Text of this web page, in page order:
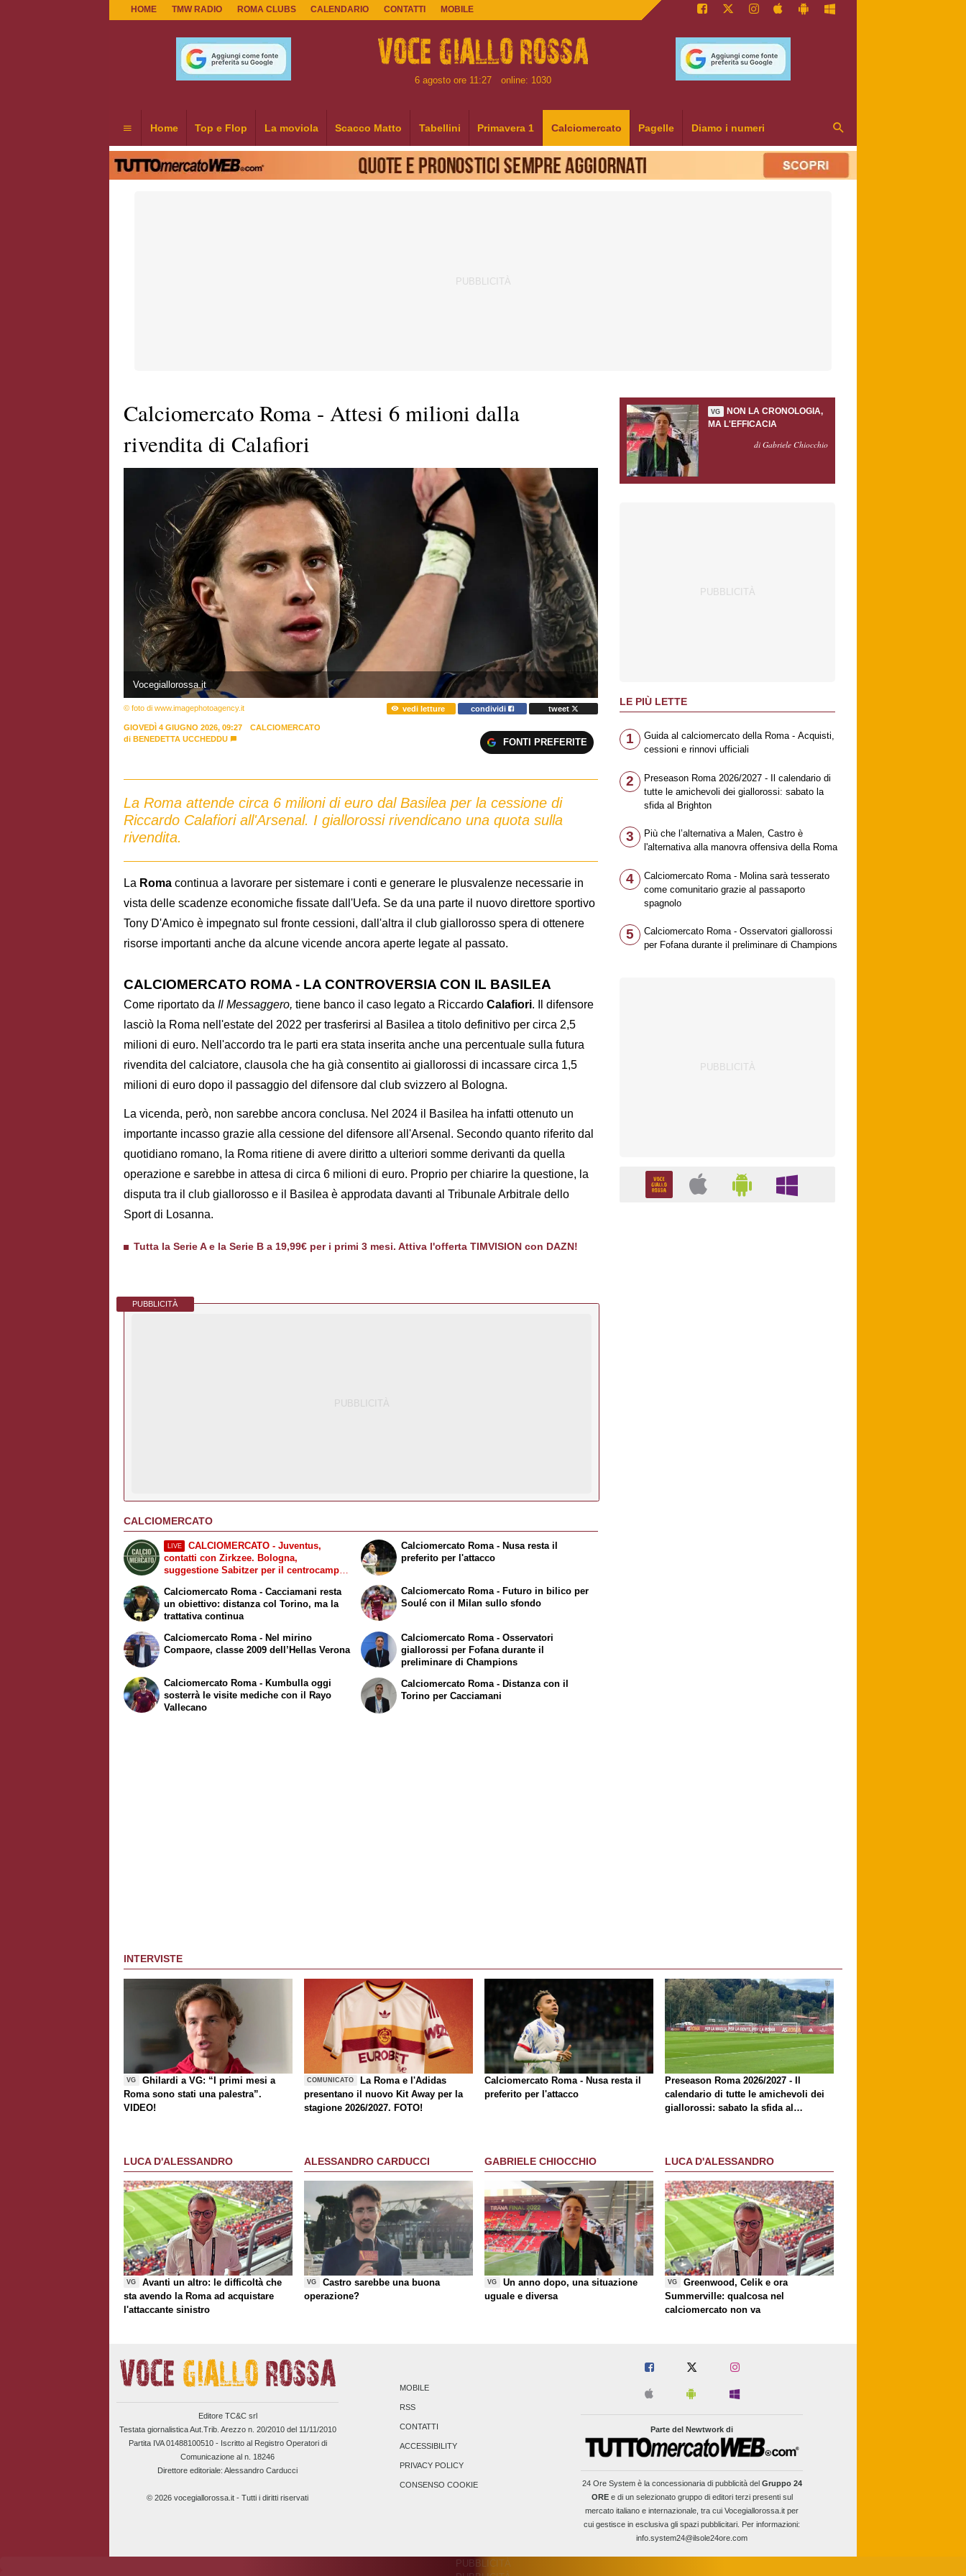
HOME TMW RADIO ROMA CLUBS CALENDARIO CONTATTI MOBILE
6 agosto ore 11:27 online: 1030
Home Top e Flop La moviola Scacco Matto Tabellini Primavera 1 Calciomercato Pagelle Diamo i numeri
Calciomercato Roma - Attesi 6 milioni dalla
rivendita di Calafiori
Vocegiallorossa.it
© foto di www.imagephotoagency.it vedi letture condividi tweet
GIOVEDÌ 4 GIUGNO 2026, 09:27
CALCIOMERCATO
di BENEDETTA UCCHEDDU FONTI PREFERITE
La Roma attende circa 6 milioni di euro dal Basilea per la cessione di
Riccardo Calafiori all'Arsenal. I giallorossi rivendicano una quota sulla
rivendita.
La Roma continua a lavorare per sistemare i conti e generare le plusvalenze necessarie in
vista delle scadenze economiche fissate dall'Uefa. Se da una parte il nuovo direttore sportivo
Tony D'Amico è impegnato sul fronte cessioni, dall'altra il club giallorosso spera di ottenere
risorse importanti anche da alcune vicende ancora aperte legate al passato.
CALCIOMERCATO ROMA - LA CONTROVERSIA CON IL BASILEA
Come riportato da Il Messaggero, tiene banco il caso legato a Riccardo Calafiori. Il difensore
lasciò la Roma nell'estate del 2022 per trasferirsi al Basilea a titolo definitivo per circa 2,5
milioni di euro. Nell'accordo tra le parti era stata inserita anche una percentuale sulla futura
rivendita del calciatore, clausola che ha già consentito ai giallorossi di incassare circa 1,5
milioni di euro dopo il passaggio del difensore dal club svizzero al Bologna.
La vicenda, però, non sarebbe ancora conclusa. Nel 2024 il Basilea ha infatti ottenuto un
importante incasso grazie alla cessione del difensore all'Arsenal. Secondo quanto riferito dal
quotidiano romano, la Roma ritiene di avere diritto a ulteriori somme derivanti da quella
operazione e sarebbe in attesa di circa 6 milioni di euro. Proprio per chiarire la questione, la
disputa tra il club giallorosso e il Basilea è approdata davanti al Tribunale Arbitrale dello
Sport di Losanna.
Tutta la Serie A e la Serie B a 19,99€ per i primi 3 mesi. Attiva l'offerta TIMVISION con DAZN!
PUBBLICITÀ
CALCIOMERCATO
LIVE
CALCIOMERCATO - Juventus,
contatti con Zirkzee. Bologna,
suggestione Sabitzer per il centrocampo.
compreso il Leeds
Calciomercato Roma - Cacciamani resta
un obiettivo: distanza col Torino, ma la
trattativa continua
Calciomercato Roma - Nusa resta il
preferito per l'attacco
Calciomercato Roma - Futuro in bilico per
Soulé con il Milan sullo sfondo
Calciomercato Roma - Nel mirino
Compaore, classe 2009 dell’Hellas Verona
Calciomercato Roma - Kumbulla oggi
sosterrà le visite mediche con il Rayo
Vallecano
Calciomercato Roma - Osservatori
giallorossi per Fofana durante il
preliminare di Champions
Calciomercato Roma - Distanza con il
Torino per Cacciamani
VG
NON LA CRONOLOGIA,
MA L'EFFICACIA
di Gabriele Chiocchio
LE PIÙ LETTE
1
Guida al calciomercato della Roma - Acquisti,
cessioni e rinnovi ufficiali
2
Preseason Roma 2026/2027 - Il calendario di
tutte le amichevoli dei giallorossi: sabato la
sfida al Brighton
3
Più che l’alternativa a Malen, Castro è
l'alternativa alla manovra offensiva della Roma
4
Calciomercato Roma - Molina sarà tesserato
come comunitario grazie al passaporto
spagnolo
5
Calciomercato Roma - Osservatori giallorossi
per Fofana durante il preliminare di Champions
INTERVISTE
VG
Ghilardi a VG: “I primi mesi a
Roma sono stati una palestra”.
VIDEO!
COMUNICATO
La Roma e l'Adidas
presentano il nuovo Kit Away per la
stagione 2026/2027. FOTO!
Calciomercato Roma - Nusa resta il
preferito per l'attacco
Preseason Roma 2026/2027 - Il
calendario di tutte le amichevoli dei
giallorossi: sabato la sfida al
LUCA D'ALESSANDRO
VG
Avanti un altro: le difficoltà che
sta avendo la Roma ad acquistare
l'attaccante sinistro
ALESSANDRO CARDUCCI
VG
Castro sarebbe una buona
operazione?
GABRIELE CHIOCCHIO
VG
Un anno dopo, una situazione
uguale e diversa
LUCA D'ALESSANDRO
VG
Greenwood, Celik e ora
Summerville: qualcosa nel
calciomercato non va
Editore TC&C srl
Testata giornalistica Aut.Trib. Arezzo n. 20/2010 del 11/11/2010
Partita IVA 01488100510 - Iscritto al Registro Operatori di
Comunicazione al n. 18246
Direttore editoriale: Alessandro Carducci
© 2026 vocegiallorossa.it - Tutti i diritti riservati
MOBILE
RSS
CONTATTI
ACCESSIBILITY
PRIVACY POLICY
CONSENSO COOKIE
Parte del Newtwork di
24 Ore Systemè la concessionaria di pubblicità del Gruppo 24
OREe di un selezionato gruppo di editori terzi presenti sul
mercato italiano e internazionale, tra cui Vocegiallorossa.it per
cui gestisce in esclusiva gli spazi pubblicitari. Per informazioni:
info.system24@ilsole24ore.com